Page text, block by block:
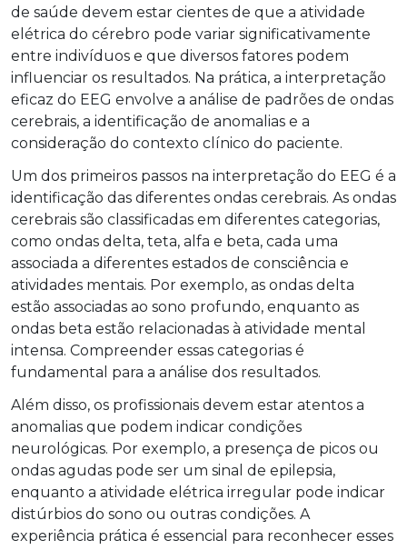
de saúde devem estar cientes de que a atividade
elétrica do cérebro pode variar significativamente
entre indivíduos e que diversos fatores podem
influenciar os resultados. Na prática, a interpretação
eficaz do EEG envolve a análise de padrões de ondas
cerebrais, a identificação de anomalias e a
consideração do contexto clínico do paciente.
Um dos primeiros passos na interpretação do EEG é a
identificação das diferentes ondas cerebrais. As ondas
cerebrais são classificadas em diferentes categorias,
como ondas delta, teta, alfa e beta, cada uma
associada a diferentes estados de consciência e
atividades mentais. Por exemplo, as ondas delta
estão associadas ao sono profundo, enquanto as
ondas beta estão relacionadas à atividade mental
intensa. Compreender essas categorias é
fundamental para a análise dos resultados.
Além disso, os profissionais devem estar atentos a
anomalias que podem indicar condições
neurológicas. Por exemplo, a presença de picos ou
ondas agudas pode ser um sinal de epilepsia,
enquanto a atividade elétrica irregular pode indicar
distúrbios do sono ou outras condições. A
experiência prática é essencial para reconhecer esses